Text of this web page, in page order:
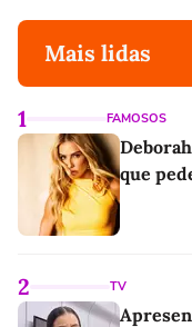
Mais lidas
1 FAMOSOS
que
2 TV